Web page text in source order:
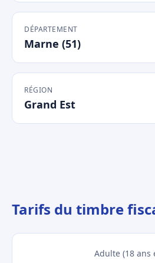
DÉPARTEMENT
Marne (51)
RÉGION
Grand Est
Tarifs du timbre
Adulte (18 ans